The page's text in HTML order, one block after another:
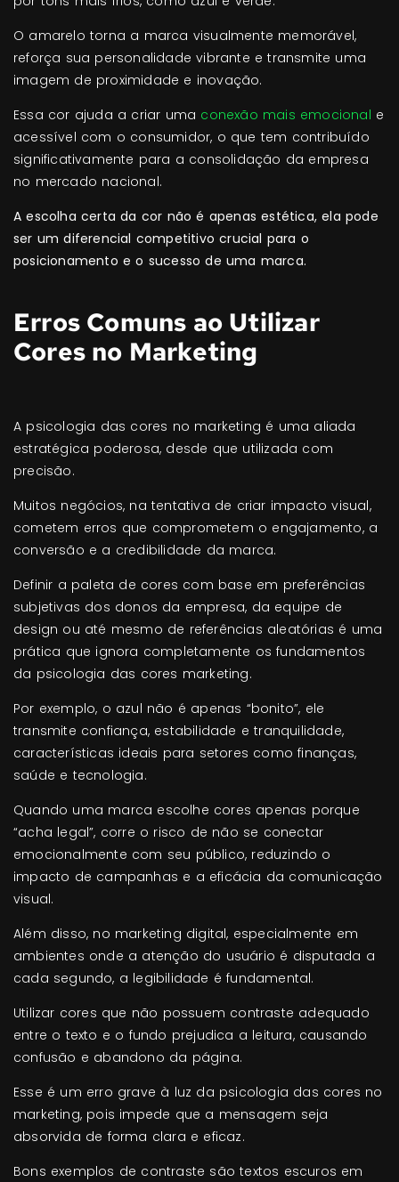
O amarelo torna a marca visualmente memorável,
reforça sua personalidade vibrante e transmite uma
imagem de proximidade e inovação.
Essa cor ajuda a criar uma conexão mais emocional e
acessível com o consumidor, o que tem contribuído
significativamente para a consolidação da empresa
no mercado nacional.
A escolha certa da cor não é apenas estética, ela pode
ser um diferencial competitivo crucial para o
posicionamento e o sucesso de uma marca.
Erros Comuns ao Utilizar
Cores no Marketing
A psicologia das cores no marketing é uma aliada
estratégica poderosa, desde que utilizada com
precisão.
Muitos negócios, na tentativa de criar impacto visual,
cometem erros que comprometem o engajamento, a
conversão e a credibilidade da marca.
Definir a paleta de cores com base em preferências
subjetivas dos donos da empresa, da equipe de
design ou até mesmo de referências aleatórias é uma
prática que ignora completamente os fundamentos
da psicologia das cores marketing.
Por exemplo, o azul não é apenas “bonito”, ele
transmite confiança, estabilidade e tranquilidade,
características ideais para setores como finanças,
saúde e tecnologia.
Quando uma marca escolhe cores apenas porque
“acha legal”, corre o risco de não se conectar
emocionalmente com seu público, reduzindo o
impacto de campanhas e a eficácia da comunicação
visual.
Além disso, no marketing digital, especialmente em
ambientes onde a atenção do usuário é disputada a
cada segundo, a legibilidade é fundamental.
Utilizar cores que não possuem contraste adequado
entre o texto e o fundo prejudica a leitura, causando
confusão e abandono da página.
Esse é um erro grave à luz da psicologia das cores no
marketing, pois impede que a mensagem seja
absorvida de forma clara e eficaz.
Bons exemplos de contraste são textos escuros em